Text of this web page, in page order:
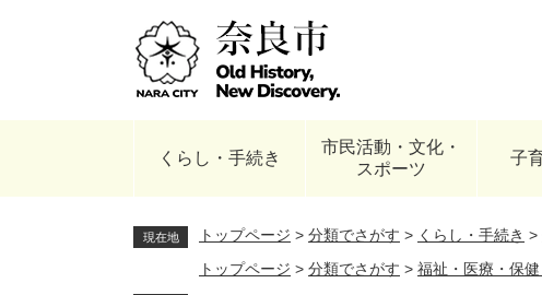
くらし・手続き
市民活動・文化・
スポーツ
子
現在地 トップページ > 分類でさがす > くらし・手続き >
トップページ > 分類でさがす > 福祉・医療・保